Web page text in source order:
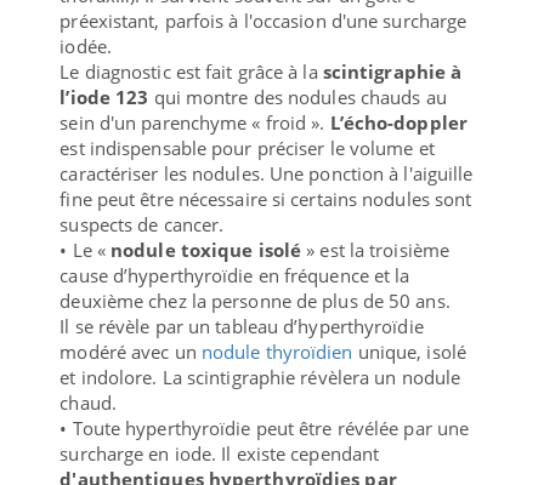
préexistant, parfois à l'occasion d'une surcharge
iodée.
Le diagnostic est fait grâce à la scintigraphie à
l’iode 123 qui montre des nodules chauds au
sein d'un parenchyme « froid ». L’écho-doppler
est indispensable pour préciser le volume et
caractériser les nodules. Une ponction à l'aiguille
fine peut être nécessaire si certains nodules sont
suspects de cancer.
• Le « nodule toxique isolé» est la troisième
cause d’hyperthyroïdie en fréquence et la
deuxième chez la personne de plus de 50 ans.
Il se révèle par un tableau d’hyperthyroïdie
modéré avec un nodule thyroïdien unique, isolé
et indolore. La scintigraphie révèlera un nodule
chaud.
• Toute hyperthyroïdie peut être révélée par une
surcharge en iode. Il existe cependant
d'authentiques hyperthyroïdies par